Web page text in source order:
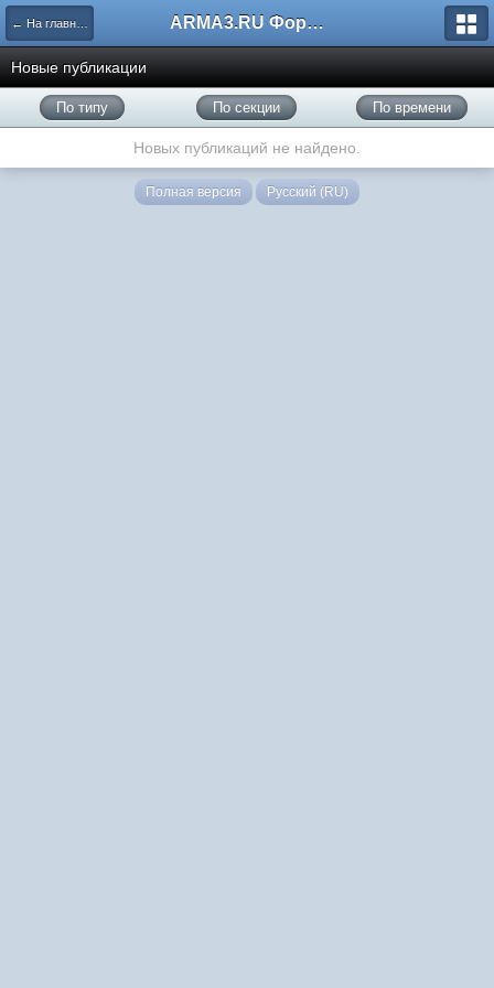
← На главную ARMA3.RU Форум
Новые публикации
По типу По секции По времени
Новых публикаций не найдено.
Полная версия Русский (RU)